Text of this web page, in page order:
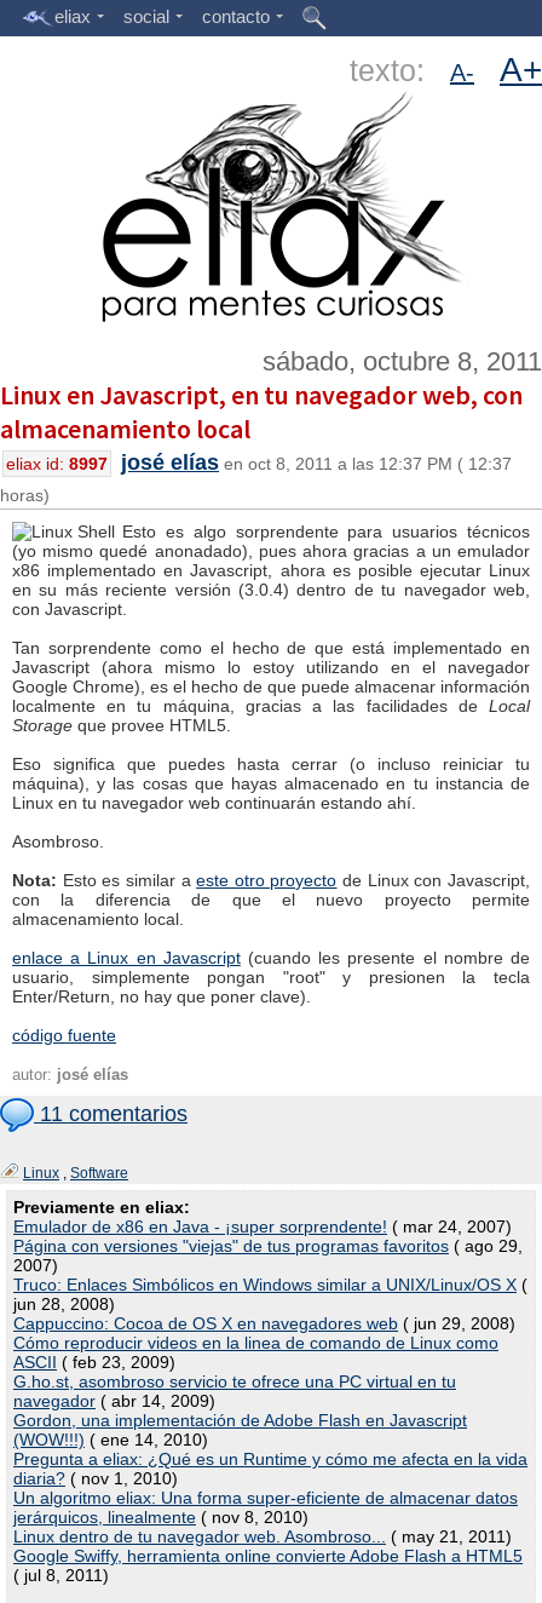
eliax social contacto
texto: A- A+
sábado, octubre 8, 2011
Linux en Javascript, en tu navegador web, con
almacenamiento local
eliax id: 8997 josé elías en oct 8, 2011 a las 12:37 PM ( 12:37
horas)
Esto es algo sorprendente para usuarios técnicos
(yo mismo quedé anonadado), pues ahora gracias a un emulador
x86 implementado en Javascript, ahora es posible ejecutar Linux
en su más reciente versión (3.0.4) dentro de tu navegador web,
con Javascript.
Tan sorprendente como el hecho de que está implementado en
Javascript (ahora mismo lo estoy utilizando en el navegador
Google Chrome), es el hecho de que puede almacenar información
localmente en tu máquina, gracias a las facilidades de Local
Storage que provee HTML5.
Eso significa que puedes hasta cerrar (o incluso reiniciar tu
máquina), y las cosas que hayas almacenado en tu instancia de
Linux en tu navegador web continuarán estando ahí.
Asombroso.
Nota: Esto es similar aeste otro proyecto de Linux con Javascript,
con la diferencia de que el nuevo proyecto permite
almacenamiento local.
enlace a Linux en Javascript(cuando les presente el nombre de
usuario, simplemente pongan "root" y presionen la tecla
Enter/Return, no hay que poner clave).
código fuente
autor: josé elías
11 comentarios
Linux , Software
Previamente en eliax:
Emulador de x86 en Java - ¡super sorprendente! ( mar 24, 2007)
Página con versiones "viejas" de tus programas favoritos ( ago 29,
2007)
Truco: Enlaces Simbólicos en Windows similar a UNIX/Linux/OS X (
jun 28, 2008)
Cappuccino: Cocoa de OS X en navegadores web ( jun 29, 2008)
Cómo reproducir videos en la linea de comando de Linux como
ASCII ( feb 23, 2009)
G.ho.st, asombroso servicio te ofrece una PC virtual en tu
navegador ( abr 14, 2009)
Gordon, una implementación de Adobe Flash en Javascript
(WOW!!!) ( ene 14, 2010)
Pregunta a eliax: ¿Qué es un Runtime y cómo me afecta en la vida
diaria? ( nov 1, 2010)
Un algoritmo eliax: Una forma super-eficiente de almacenar datos
jerárquicos, linealmente ( nov 8, 2010)
Linux dentro de tu navegador web. Asombroso...
( may 21, 2011)
Google Swiffy, herramienta online convierte Adobe Flash a HTML5
( jul 8, 2011)